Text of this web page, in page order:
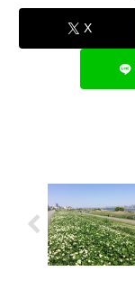
X